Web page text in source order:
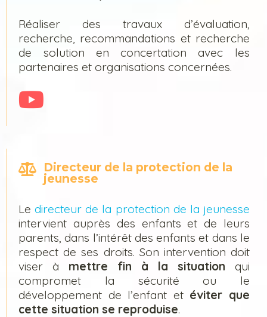
Réaliser des travaux d’évaluation,
recherche, recommandations et recherche
de solution en concertation avec les
partenaires et organisations concernées.
Directeur de la protection de la
jeunesse
Ledirecteur de la protection de la jeunesse
intervient auprès des enfants et de leurs
parents, dans l’intérêt des enfants et dans le
respect de ses droits. Son intervention doit
viser à mettre fin à la situation qui
compromet la sécurité ou le
développement de l’enfant et éviter que
cette situation se reproduise.